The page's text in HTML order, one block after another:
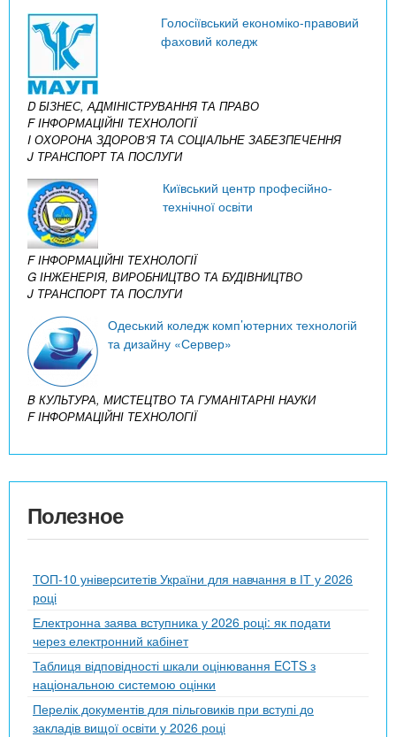
Голосіївський економіко-правовий
фаховий коледж
D БІЗНЕС, АДМІНІСТРУВАННЯ ТА ПРАВО
F ІНФОРМАЦІЙНІ ТЕХНОЛОГІЇ
I ОХОРОНА ЗДОРОВ’Я ТА СОЦІАЛЬНЕ ЗАБЕЗПЕЧЕННЯ
J ТРАНСПОРТ ТА ПОСЛУГИ
Київський центр професійно-
технічної освіти
F ІНФОРМАЦІЙНІ ТЕХНОЛОГІЇ
G ІНЖЕНЕРІЯ, ВИРОБНИЦТВО ТА БУДІВНИЦТВО
J ТРАНСПОРТ ТА ПОСЛУГИ
Одеський коледж комп’ютерних технологій
та дизайну «Сервер»
B КУЛЬТУРА, МИСТЕЦТВО ТА ГУМАНІТАРНІ НАУКИ
F ІНФОРМАЦІЙНІ ТЕХНОЛОГІЇ
Полезное
ТОП-10 університетів України для навчання в ІТ у 2026
році
Електронна заява вступника у 2026 році: як подати
через електронний кабінет
Таблиця відповідності шкали оцінювання ECTS з
національною системою оцінки
Перелік документів для пільговиків при вступі до
закладів вищої освіти у 2026 році